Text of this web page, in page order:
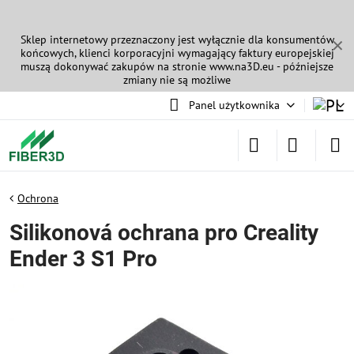
✕
Sklep internetowy przeznaczony jest wyłącznie dla konsumentów
końcowych, klienci korporacyjni wymagający faktury europejskiej
muszą dokonywać zakupów na stronie www.na3D.eu - późniejsze
zmiany nie są możliwe
Panel użytkownika
Ochrona
Silikonová ochrana pro Creality
Ender 3 S1 Pro